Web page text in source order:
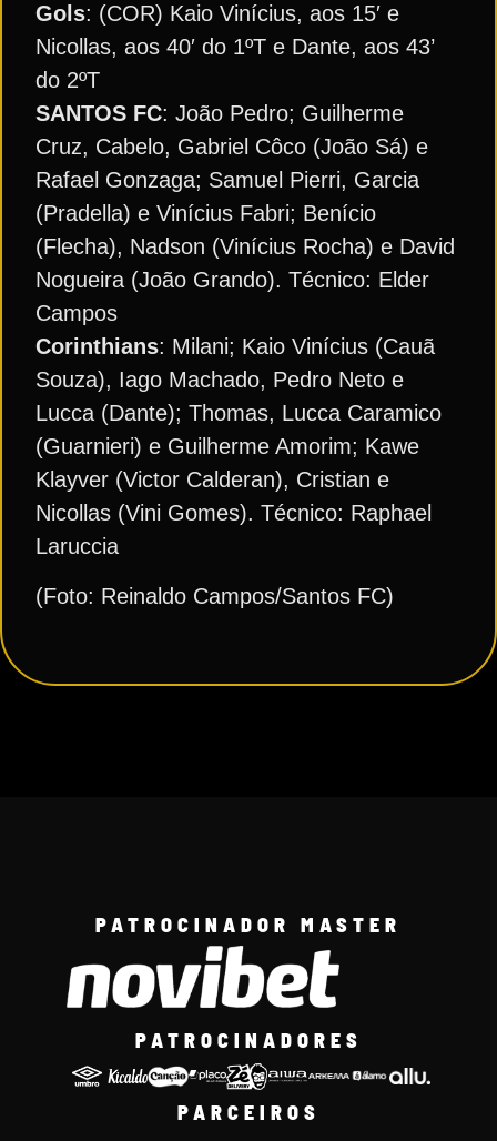
Gols: (COR) Kaio Vinícius, aos 15′ e
Nicollas, aos 40′ do 1ºT e Dante, aos 43’
do 2ºT
SANTOS FC: João Pedro; Guilherme
Cruz, Cabelo, Gabriel Côco (João Sá) e
Rafael Gonzaga; Samuel Pierri, Garcia
(Pradella) e Vinícius Fabri; Benício
(Flecha), Nadson (Vinícius Rocha) e David
Nogueira (João Grando). Técnico: Elder
Campos
Corinthians: Milani; Kaio Vinícius (Cauã
Souza), Iago Machado, Pedro Neto e
Lucca (Dante); Thomas, Lucca Caramico
(Guarnieri) e Guilherme Amorim; Kawe
Klayver (Victor Calderan), Cristian e
Nicollas (Vini Gomes). Técnico: Raphael
Laruccia
(Foto: Reinaldo Campos/Santos FC)
PATROCINADOR MASTER
PATROCINADORES
PARCEIROS